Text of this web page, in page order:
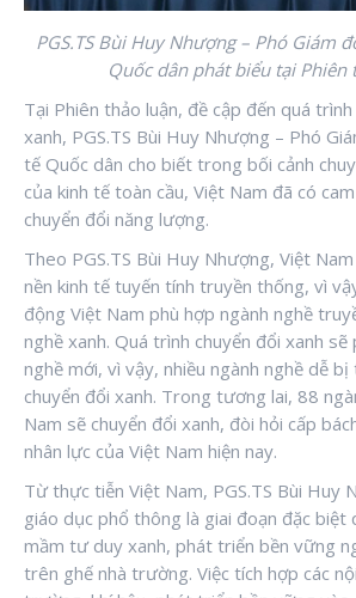
PGS.TS Bùi Huy Nhượng – Phó Giám
Quốc dân phát biểu tại Phiên
Tại Phiên thảo luận, đề cập đến quá
xanh, PGS.TS Bùi Huy Nhượng – Phó
tế Quốc dân cho biết trong bối cảnh
của kinh tế toàn cầu, Việt Nam đã có
chuyển đổi năng lượng.
Theo PGS.TS Bùi Huy Nhượng, Việt
nền kinh tế tuyến tính truyền thống, vì
động Việt Nam phù hợp ngành nghề
nghề xanh. Quá trình chuyển đổi xanh sẽ
nghề mới, vì vậy, nhiều ngành nghề dễ
chuyển đổi xanh. Trong tương lai, 88
Nam sẽ chuyển đổi xanh, đòi hỏi cấp
nhân lực của Việt Nam hiện nay.
Từ thực tiễn Việt Nam, PGS.TS Bùi Huy
giáo dục phổ thông là giai đoạn đặc biệt
mầm tư duy xanh, phát triển bền vững
trên ghế nhà trường. Việc tích hợp các